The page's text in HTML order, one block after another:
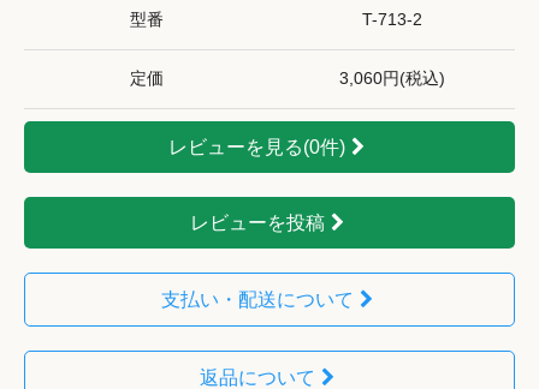
型番 T-713-2
定価 3,060円(税込)
レビューを見る(0件)
レビューを投稿
支払い・配送について
返品について